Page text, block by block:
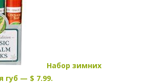
Набор зимних
губ — $ 7.99.